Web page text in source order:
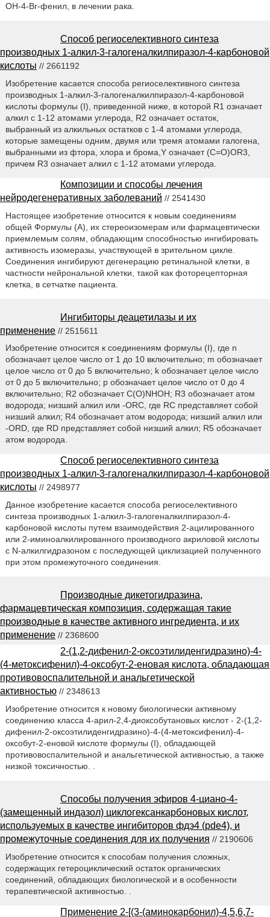
ОН-4-Br-фенил, в лечении рака.
Способ региоселективного синтеза
производных 1-алкил-3-галогеналкилпиразол-4-карбоновой
кислоты // 2661192
Изобретение касается способа региоселективного синтеза
производных 1-алкил-3-галогеналкилпиразол-4-карбоновой
кислоты формулы (I), приведенной ниже, в которой R1 означает
алкил с 1-12 атомами углерода, R2 означает остаток,
выбранный из алкильных остатков с 1-4 атомами углерода,
которые замещены одним, двумя или тремя атомами галогена,
выбранными из фтора, хлора и брома,Y означает (C=O)OR3,
причем R3 означает алкил с 1-12 атомами углерода.
Композиции и способы лечения
нейродегенеративных заболеваний // 2541430
Настоящее изобретение относится к новым соединениям
общей Формулы (А), их стереоизомерам или фармацевтически
приемлемым солям, обладающим способностью ингибировать
активность изомеразы, участвующей в зрительном цикле.
Соединения ингибируют дегенерацию ретинальной клетки, в
частности нейрональной клетки, такой как фоторецепторная
клетка, в сетчатке пациента.
Ингибиторы деацетилазы и их
применение // 2515611
Изобретение относится к соединениям формулы (I), где n
обозначает целое число от 1 до 10 включительно; m обозначает
целое число от 0 до 5 включительно; k обозначает целое число
от 0 до 5 включительно; р обозначает целое число от 0 до 4
включительно; R2 обозначает C(O)NHOH; R3 обозначает атом
водорода; низший алкил или -ORC, где RC представляет собой
низший алкил; R4 обозначает атом водорода; низший алкил или
-ORD, где RD представляет собой низший алкил; R5 обозначает
атом водорода.
Способ региоселективного синтеза
производных 1-алкил-3-галогеналкилпиразол-4-карбоновой
кислоты // 2498977
Данное изобретение касается способа региоселективного
синтеза производных 1-алкил-3-галогеналкилпиразол-4-
карбоновой кислоты путем взаимодействия 2-ацилированного
или 2-иминоалкилированного производного акриловой кислоты
с N-алкилгидразоном с последующей циклизацией полученного
при этом промежуточного соединения.
Производные дикетогидразина,
фармацевтическая композиция, содержащая такие
производные в качестве активного ингредиента, и их
применение // 2368600
2-(1,2-дифенил-2-оксоэтилиденгидразино)-4-
(4-метоксифенил)-4-оксобут-2-еновая кислота, обладающая
противовоспалительной и анальгетической
активностью // 2348613
Изобретение относится к новому биологически активному
соединению класса 4-арил-2,4-диоксобутановых кислот - 2-(1,2-
дифенил-2-оксоэтилиденгидразино)-4-(4-метоксифенил)-4-
оксобут-2-еновой кислоте формулы (I), обладающей
противовоспалительной и анальгетической активностью, а также
низкой токсичностью. .
Способы получения эфиров 4-циано-4-
(замещенный индазол) циклогексанкарбоновых кислот,
используемых в качестве ингибиторов фдэ4 (pde4), и
промежуточные соединения для их получения // 2190606
Изобретение относится к способам получения сложных,
содержащих гетероциклический остаток органических
соединений, обладающих биологической и в особенности
терапевтической активностью. .
Применение 2-[(3-(аминокарбонил)-4,5,6,7-